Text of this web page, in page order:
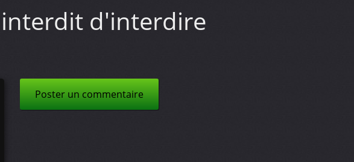
interdit d'interdire
Poster un commentaire